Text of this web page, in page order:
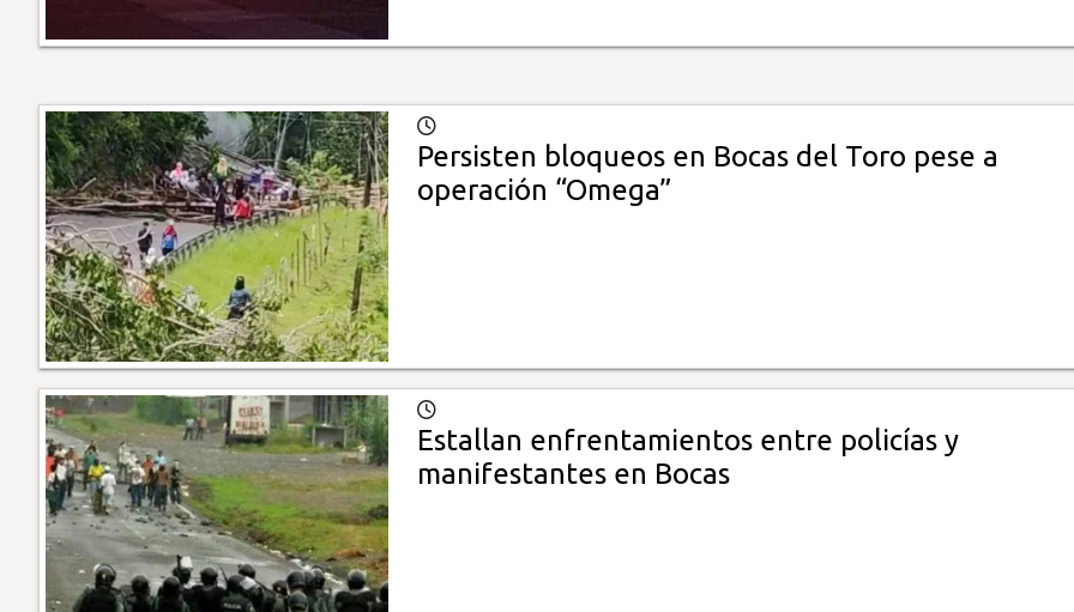
Persisten bloqueos en Bocas del Toro pese a
operación “Omega”
Estallan enfrentamientos entre policías y
manifestantes en Bocas